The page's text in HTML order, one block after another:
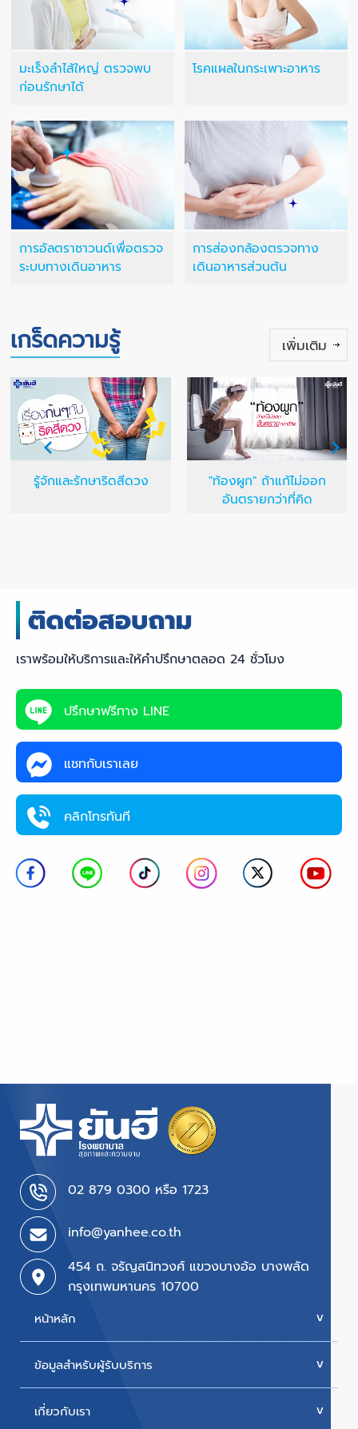
มะเร็งลำไส้ใหญ่ ตรวจพบ
ก่อนรักษาได้
โรคแผลในกระเพาะอาหาร
การอัลตราซาวนด์เพื่อตรวจ
ระบบทางเดินอาหาร
การส่องกล้องตรวจทาง
เดินอาหารส่วนต้น
เกร็ดความรู้ เพิ่มเติม
รู้จักและรักษาริดสีดวง
"ท้องผูก" ถ้าแก้ไม่ออก
อันตรายกว่าที่คิด
เราพร้อมให้บริการและให้คำปรึกษาตลอด 24 ชั่วโมง
ปรึกษาฟรีทาง LINE
แชทกับเราเลย
คลิกโทรทันที
02 879 0300 หรือ 1723
info@yanhee.co.th
454 ถ. จรัญสนิทวงศ์ แขวงบางอ้อ บางพลัด
กรุงเทพมหานคร 10700
หน้าหลัก
บริการของเรา
ข้อมูลสำหรับผู้รับบริการ
นัดหมายแพทย์
เกี่ยวกับเรา